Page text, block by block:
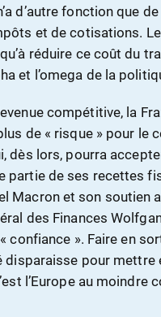
d’autre fonction que
et de cotisations.
réduire ce coût du
et l’omega de la
compétitive, la
de « risque » pour le
dès lors, pourra
partie de ses recettes
Macron et son soutien
des Finances
confiance ». Faire en
disparaisse pour mettre
l’Europe au moindre